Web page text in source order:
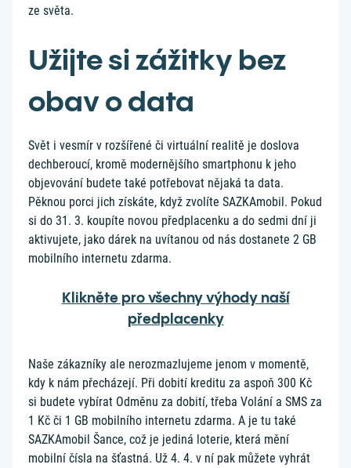
ze světa.
Užijte si zážitky bez
obav o data
Svět i vesmír v rozšířené či virtuální realitě je doslova
dechberoucí, kromě modernějšího smartphonu k jeho
objevování budete také potřebovat nějaká ta data.
Pěknou porci jich získáte, když zvolíte SAZKAmobil. Pokud
si do 31. 3. koupíte novou předplacenku a do sedmi dní ji
aktivujete, jako dárek na uvítanou od nás dostanete 2 GB
mobilního internetu zdarma.
Klikněte pro všechny výhody naší
předplacenky
Naše zákazníky ale nerozmazlujeme jenom v momentě,
kdy k nám přecházejí. Při dobití kreditu za aspoň 300 Kč
si budete vybírat Odměnu za dobití, třeba Volání a SMS za
1 Kč či 1 GB mobilního internetu zdarma. A je tu také
SAZKAmobil Šance, což je jediná loterie, která mění
mobilní čísla na šťastná. Už 4. 4. v ní pak můžete vyhrát